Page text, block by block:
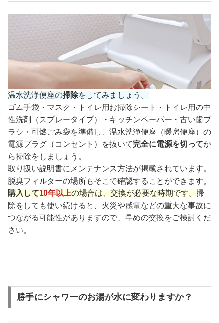
温水洗浄便座の掃除をしてみましょう。
ゴム手袋・マスク・トイレ用お掃除シート・トイレ用の中
性洗剤（スプレータイプ）・キッチンペーパー・古い歯ブ
ラシ・可燃ごみ袋を準備し、温水洗浄便座（暖房便座）の
電源プラグ（コンセント）を抜いて完全に電源を切ってか
ら掃除をしましょう。
取り扱い説明書にメンテナンス方法が掲載されています。
脱臭フィルターの場所もそこで確認することができます。
購入して10年以上の場合は、交換が必要な時期です。 掃
除をしても使い続けると、火災や感電などの重大な事故に
つながる可能性がありますので、早めの交換をご検討くだ
さい。
勝手にシャワーのお湯が水に変わりますか？